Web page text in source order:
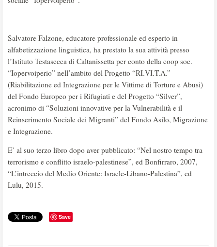
Salvatore Falzone, educatore professionale ed esperto in
alfabetizzazione linguistica, ha prestato la sua attività presso
l’Istituto Testasecca di Caltanissetta per conto della coop soc.
“Iopervoiperio” nell’ambito del Progetto “RI.VI.T.A.”
(Riabilitazione ed Integrazione per le Vittime di Torture e Abusi)
del Fondo Europeo per i Rifugiati e del Progetto “Silver”,
acronimo di “Soluzioni innovative per la Vulnerabilità e il
Reinserimento Sociale dei Migranti” del Fondo Asilo, Migrazione
e Integrazione.
E’ al suo terzo libro dopo aver pubblicato: “Nel nostro tempo tra
terrorismo e conflitto israelo-palestinese”, ed Bonfirraro, 2007,
“L’intreccio del Medio Oriente: Israele-Libano-Palestina”, ed
Lulu, 2015.
Save